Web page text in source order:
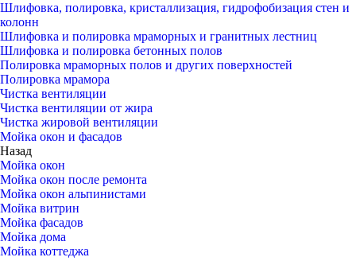
Шлифовка, полировка, кристаллизация, гидрофобизация стен и
колонн
Шлифовка и полировка мраморных и гранитных лестниц
Шлифовка и полировка бетонных полов
Полировка мраморных полов и других поверхностей
Полировка мрамора
Чистка вентиляции
Чистка вентиляции от жира
Чистка жировой вентиляции
Мойка окон и фасадов
Назад
Мойка окон
Мойка окон после ремонта
Мойка окон альпинистами
Мойка витрин
Мойка фасадов
Мойка дома
Мойка коттеджа